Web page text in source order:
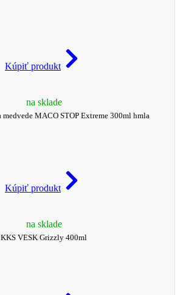
Kúpiť produkt
na sklade
MACO STOP Extreme 300ml hmla
Kúpiť produkt
na sklade
KKS VESK Grizzly 400ml